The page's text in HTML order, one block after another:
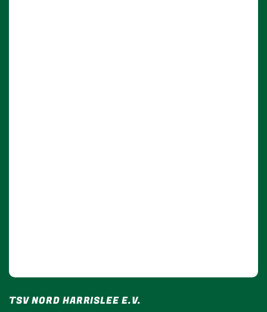
TSV NORD HARRISLEE E.V.